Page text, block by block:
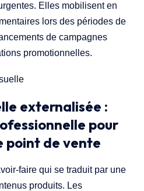
Elles mobilisent en
lors des périodes de
de campagnes
promotionnelles.
externalisée :
pour
point de vente
faire qui se traduit par une
produits. Les